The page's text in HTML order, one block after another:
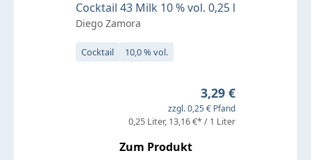
Cocktail 43 Milk 10 % vol. 0,25 l
Diego Zamora
Cocktail 10,0 % vol.
Regulärer Preis:
3,29 €
zzgl. 0,25 € Pfand
0,25 Liter 13,16 €* / 1 Liter
Zum Produkt